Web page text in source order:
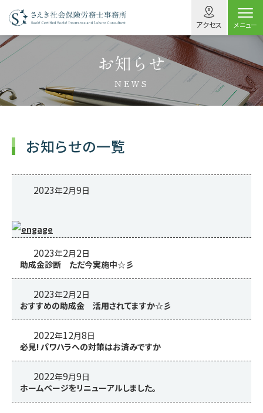
アクセス メニュー
お知らせ
NEWS
お知らせの一覧
2023年2月9日
2023年2月2日
助成金診断 ただ今実施中☆彡
2023年2月2日
おすすめの助成金 活用されてますか☆彡
2022年12月8日
必見! パワハラへの対策はお済みですか
2022年9月9日
ホームページをリニューアルしました。